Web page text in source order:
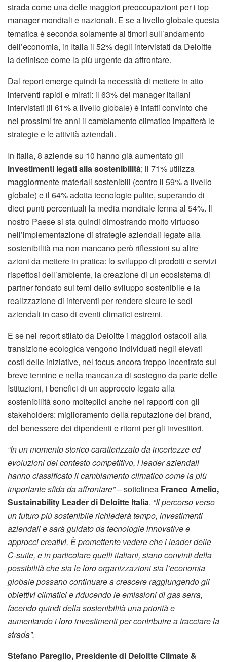
strada come una delle maggiori preoccupazioni per i top
manager mondiali e nazionali. E se a livello globale questa
tematica è seconda solamente ai timori sull’andamento
dell’economia, in Italia il 52% degli intervistati da Deloitte
la definisce come la più urgente da affrontare.
Dal report emerge quindi la necessità di mettere in atto
interventi rapidi e mirati: il 63% dei manager italiani
intervistati (il 61% a livello globale) è infatti convinto che
nei prossimi tre anni il cambiamento climatico impatterà le
strategie e le attività aziendali.
In Italia, 8 aziende su 10 hanno già aumentato gli
investimenti legati alla sostenibilità; il 71% utilizza
maggiormente materiali sostenibili (contro il 59% a livello
globale) e il 64% adotta tecnologie pulite, superando di
dieci punti percentuali la media mondiale ferma al 54%. Il
nostro Paese si sta quindi dimostrando molto virtuoso
nell’implementazione di strategie aziendali legate alla
sostenibilità ma non mancano però riflessioni su altre
azioni da mettere in pratica: lo sviluppo di prodotti e servizi
rispettosi dell’ambiente, la creazione di un ecosistema di
partner fondato sui temi dello sviluppo sostenibile e la
realizzazione di interventi per rendere sicure le sedi
aziendali in caso di eventi climatici estremi.
E se nel report stilato da Deloitte i maggiori ostacoli alla
transizione ecologica vengono individuati negli elevati
costi delle iniziative, nel focus ancora troppo incentrato sul
breve termine e nella mancanza di sostegno da parte delle
Istituzioni, i benefici di un approccio legato alla
sostenibilità sono molteplici anche nei rapporti con gli
stakeholders: miglioramento della reputazione del brand,
del benessere dei dipendenti e ritorni per gli investitori.
“In un momento storico caratterizzato da incertezze ed
evoluzioni del contesto competitivo, i leader aziendali
hanno classificato il cambiamento climatico come la più
importante sfida da affrontare”– sottolinea Franco Amelio,
Sustainability Leader di Deloitte Italia. “Il percorso verso
un futuro più sostenibile richiederà tempo, investimenti
aziendali e sarà guidato da tecnologie innovative e
approcci creativi. È promettente vedere che i leader delle
C-suite, e in particolare quelli italiani, siano convinti della
possibilità che sia le loro organizzazioni sia l’economia
globale possano continuare a crescere raggiungendo gli
obiettivi climatici e riducendo le emissioni di gas serra,
facendo quindi della sostenibilità una priorità e
aumentando i loro investimenti per contribuire a tracciare la
strada”.
Stefano Pareglio, Presidente di Deloitte Climate &